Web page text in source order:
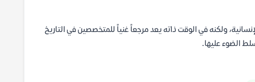
ولكنه في الوقت ذاته يعد مرجعاً غنياً للمتخصصين في التاريخ
الضوء عليها.